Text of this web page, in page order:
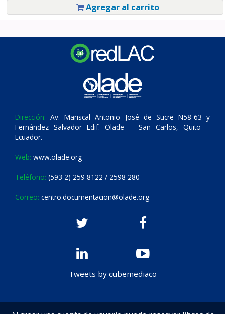
Agregar al carrito
Dirección: Av. Mariscal Antonio José de Sucre N58-63 y
Fernández Salvador Edif. Olade – San Carlos, Quito –
Ecuador.
Web: www.olade.org
Teléfono: (593 2) 259 8122 / 2598 280
Correo: centro.documentacion@olade.org
Tweets by cubemediaco